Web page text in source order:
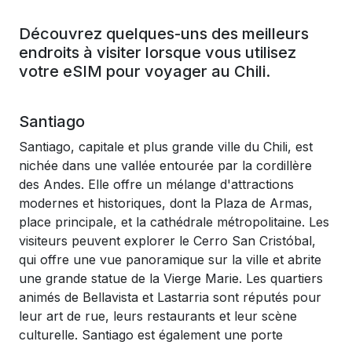
Découvrez quelques-uns des meilleurs
endroits à visiter lorsque vous utilisez
votre eSIM pour voyager au Chili.
Santiago
Santiago, capitale et plus grande ville du Chili, est
nichée dans une vallée entourée par la cordillère
des Andes. Elle offre un mélange d'attractions
modernes et historiques, dont la Plaza de Armas,
place principale, et la cathédrale métropolitaine. Les
visiteurs peuvent explorer le Cerro San Cristóbal,
qui offre une vue panoramique sur la ville et abrite
une grande statue de la Vierge Marie. Les quartiers
animés de Bellavista et Lastarria sont réputés pour
leur art de rue, leurs restaurants et leur scène
culturelle. Santiago est également une porte